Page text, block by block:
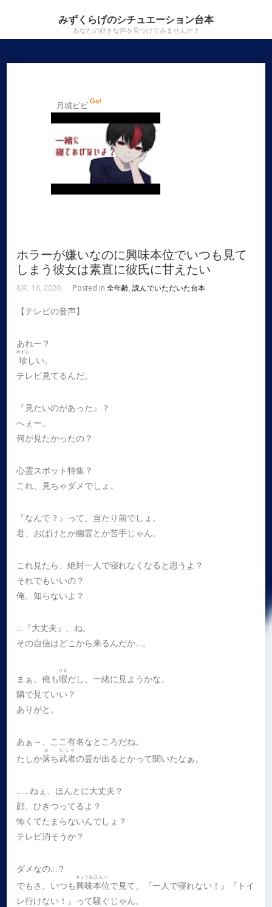
みずくらげのシチュエーション台本
あなたの好きな声を見つけてみませんか？
月城ビビ
ホラーが嫌いなのに興味本位でいつも見て
しまう彼女は素直に彼氏に甘えたい
8月, 16, 2020 Posted in全年齢,読んでいただいた台本
【テレビの音声】
あれー？
珍
めずら
しい。
テレビ見てるんだ。
『見たいのがあった』？
へぇー。
何が見たかったの？
心霊スポット特集？
これ、見ちゃダメでしょ。
『なんで？』って、当たり前でしょ。
君、おばけとか幽霊とか苦手じゃん。
これ見たら、絶対一人で寝れなくなると思うよ？
それでもいいの？
俺、知らないよ？
…『大丈夫』、ね。
その自信はどこから来るんだか…。
まぁ、俺も暇
ひま
だし、一緒に見ようかな。
隣で見ていい？
ありがと。
あぁ～、ここ有名なところだね。
たしか落
お
ち武者
むしゃ
の霊が出るとかって聞いたなぁ。
……ねぇ、ほんとに大丈夫？
顔、ひきつってるよ？
怖くてたまらないんでしょ？
テレビ消そうか？
ダメなの…？
でもさ、いつも興味
きょうみ
本位
ほんい
で見て、『一人で寝れない！』『トイ
レ行けない！』って騒ぐじゃん。